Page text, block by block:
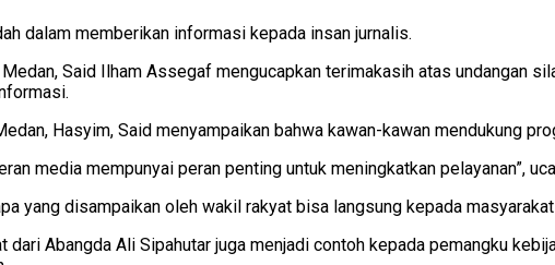
dalam memberikan informasi kepada insan jurnalis.
Said Ilham Assegaf mengucapkan terimakasih atas undangan
Hasyim, Said menyampaikan bahwa kawan-kawan mendukung
media mempunyai peran penting untuk meningkatkan pelayanan”,
yang disampaikan oleh wakil rakyat bisa langsung kepada
Abangda Ali Sipahutar juga menjadi contoh kepada pemangku